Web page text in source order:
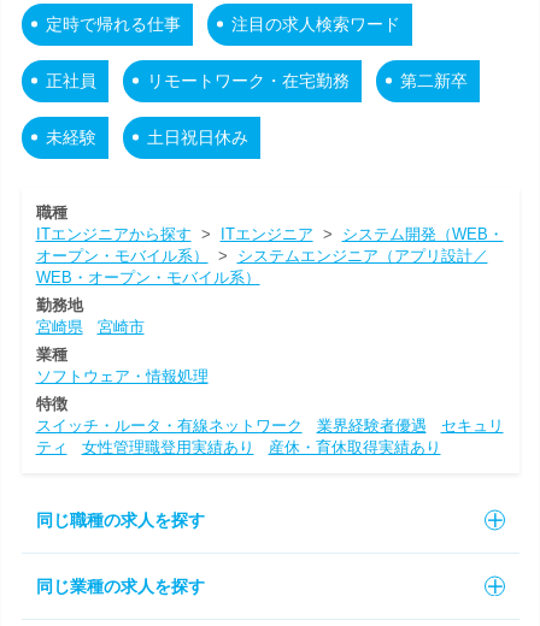
定時で帰れる仕事 注目の求人検索ワード
正社員 リモートワーク・在宅勤務 第二新卒
未経験 土日祝日休み
職種
ITエンジニアから探す > ITエンジニア > システム開発（WEB・
オープン・モバイル系）
> システムエンジニア（アプリ設計／
WEB・オープン・モバイル系）
勤務地
宮崎県
宮崎市
業種
ソフトウェア・情報処理
特徴
スイッチ・ルータ・有線ネットワーク
業界経験者優遇
セキュリ
ティ
女性管理職登用実績あり 産休・育休取得実績あり
同じ職種の求人を探す
同じ業種の求人を探す